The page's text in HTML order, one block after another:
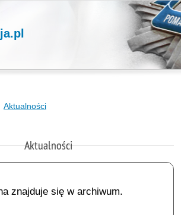
Aktualności
Aktualności
znajduje się w archiwum.